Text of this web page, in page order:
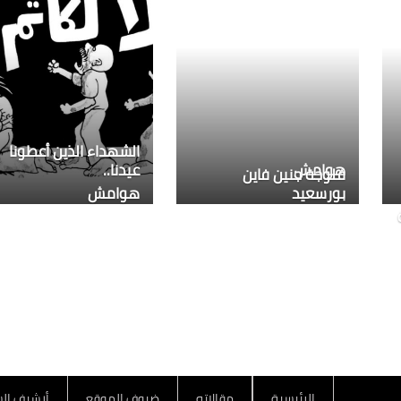
هوامش
الشهداء الذين أعطونا
عيدنا.. فلوجة جنين فاين
بورسعيد
هوامش